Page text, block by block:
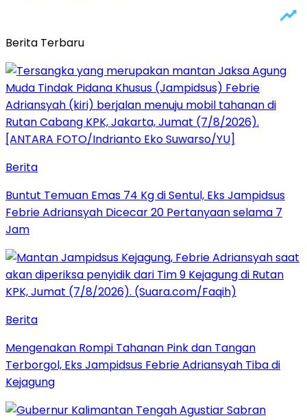
Berita Terbaru
Berita
Buntut Temuan Emas 74 Kg di Sentul, Eks Jampidsus
Febrie Adriansyah Dicecar 20 Pertanyaan selama 7
Jam
Berita
Mengenakan Rompi Tahanan Pink dan Tangan
Terborgol, Eks Jampidsus Febrie Adriansyah Tiba di
Kejagung